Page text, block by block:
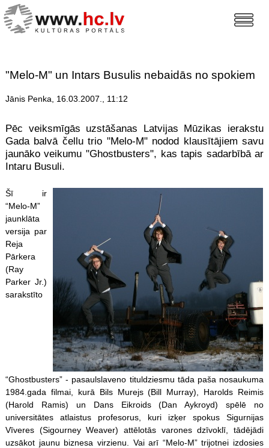
"Melo-M" un Intars Busulis nebaidās no spokiem
Jānis Penka, 16.03.2007., 11:12
Pēc veiksmīgās uzstāšanas Latvijas Mūzikas ierakstu
Gada balvā čellu trio "Melo-M" nodod klausītājiem savu
jaunāko veikumu "Ghostbusters", kas tapis sadarbībā ar
Intaru Busuli.
Šī ir
“Melo-M”
jaunklāta
versija par
Reja
Pārkera
(Ray
Parker Jr.)
sarakstīto
“Ghostbusters” - pasaulslaveno tituldziesmu tāda paša nosaukuma
1984.gada filmai, kurā Bils Murejs (Bill Murray), Harolds Reimis
(Harold Ramis) un Dans Eikroids (Dan Aykroyd) spēlē no
universitātes atlaistus profesorus, kuri izķer spokus Sigurnijas
Vīveres (Sigourney Weaver) attēlotās varones dzīvoklī, tādējādi
uzsākot jaunu biznesa virzienu. Vai arī “Melo-M” trijotnei izdosies